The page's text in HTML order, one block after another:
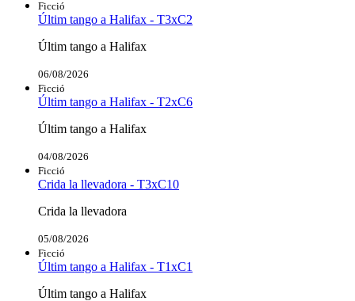
Ficció
Últim tango a Halifax - T3xC2
Últim tango a Halifax
06/08/2026
Ficció
Últim tango a Halifax - T2xC6
Últim tango a Halifax
04/08/2026
Ficció
Crida la llevadora - T3xC10
Crida la llevadora
05/08/2026
Ficció
Últim tango a Halifax - T1xC1
Últim tango a Halifax